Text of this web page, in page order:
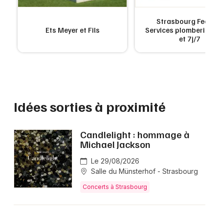
Ets Meyer et Fils
Strasbourg
Services plomberie
et 7j/7
Idées sorties à proximité
Candlelight : hommage à
Michael Jackson
Le 29/08/2026
Salle du Münsterhof - Strasbourg
Concerts à Strasbourg